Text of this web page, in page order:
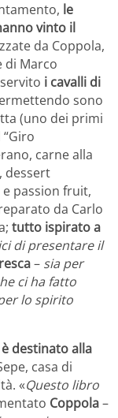
le
vinto il
da Coppola,
di Marco
i cavalli di
sono
(uno dei primi
carne alla
dessert
passion fruit,
da Carlo
tutto ispirato a
di presentare il
– sia per
ci ha fatto
lo spirito
destinato alla
casa di
«Questo libro
Coppola–